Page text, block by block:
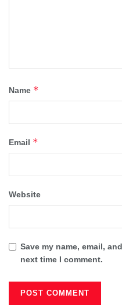
Name *
Email *
Website
Save my name, email,
next time I comment.